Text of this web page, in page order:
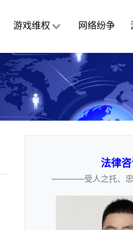
游戏维权 网络纷争
法律
————受人之托、